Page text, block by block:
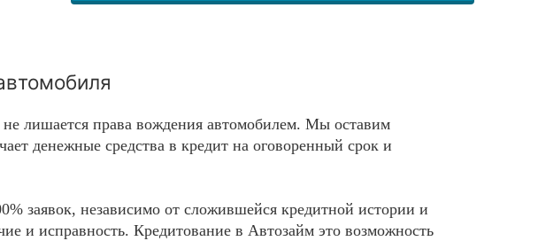
лишается права вождения автомобилем. Мы оставим
денежные средства в кредит на оговоренный срок и
заявок, независимо от сложившейся кредитной истории и
и исправность. Кредитование в Автозайм это возможность